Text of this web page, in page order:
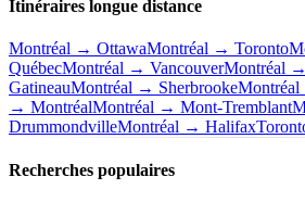
Itinéraires longue distance
Montréal → OttawaMontréal → Toronto
QuébecMontréal → VancouverMontréal
GatineauMontréal → Sherbrooke
→ MontréalMontréal → Mont-Tremblant
DrummondvilleMontréal → Halifax
Recherches populaires